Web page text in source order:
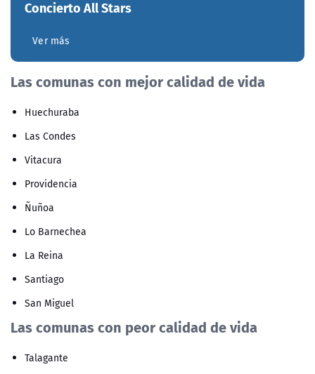
Concierto All Stars
Ver más
Las comunas con mejor calidad de vida
Huechuraba
Las Condes
Vitacura
Providencia
Ñuñoa
Lo Barnechea
La Reina
Santiago
San Miguel
Las comunas con peor calidad de vida
Talagante